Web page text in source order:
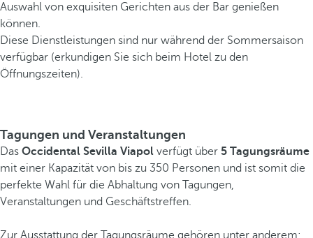
Auswahl von exquisiten Gerichten aus der Bar genießen
können.
Diese Dienstleistungen sind nur während der Sommersaison
verfügbar (erkundigen Sie sich beim Hotel zu den
Öffnungszeiten).
Tagungen und Veranstaltungen
Das Occidental Sevilla Viapol verfügt über 5 Tagungsräume
mit einer Kapazität von bis zu 350 Personen und ist somit die
perfekte Wahl für die Abhaltung von Tagungen,
Veranstaltungen und Geschäftstreffen.
Zur Ausstattung der Tagungsräume gehören unter anderem: